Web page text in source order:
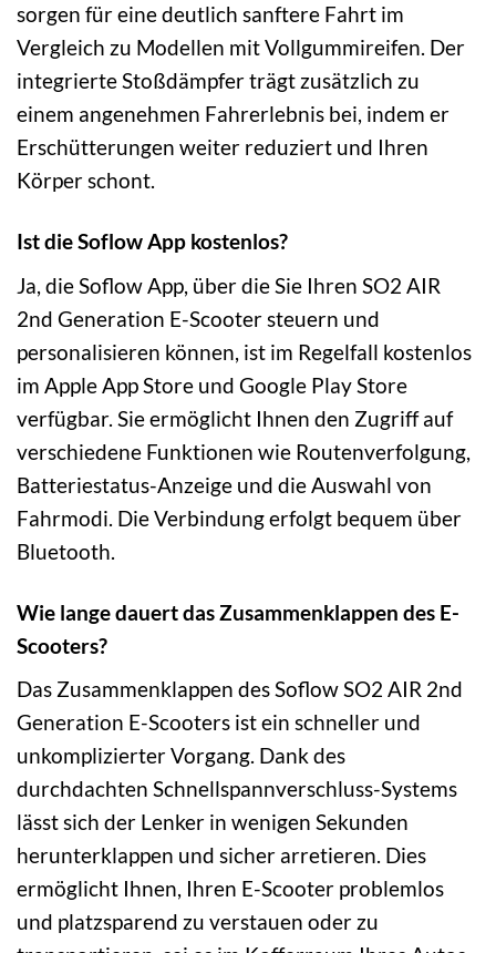
sorgen für eine deutlich sanftere Fahrt im
Vergleich zu Modellen mit Vollgummireifen. Der
integrierte Stoßdämpfer trägt zusätzlich zu
einem angenehmen Fahrerlebnis bei, indem er
Erschütterungen weiter reduziert und Ihren
Körper schont.
Ist die Soflow App kostenlos?
Ja, die Soflow App, über die Sie Ihren SO2 AIR
2nd Generation E-Scooter steuern und
personalisieren können, ist im Regelfall kostenlos
im Apple App Store und Google Play Store
verfügbar. Sie ermöglicht Ihnen den Zugriff auf
verschiedene Funktionen wie Routenverfolgung,
Batteriestatus-Anzeige und die Auswahl von
Fahrmodi. Die Verbindung erfolgt bequem über
Bluetooth.
Wie lange dauert das Zusammenklappen des E-
Scooters?
Das Zusammenklappen des Soflow SO2 AIR 2nd
Generation E-Scooters ist ein schneller und
unkomplizierter Vorgang. Dank des
durchdachten Schnellspannverschluss-Systems
lässt sich der Lenker in wenigen Sekunden
herunterklappen und sicher arretieren. Dies
ermöglicht Ihnen, Ihren E-Scooter problemlos
und platzsparend zu verstauen oder zu